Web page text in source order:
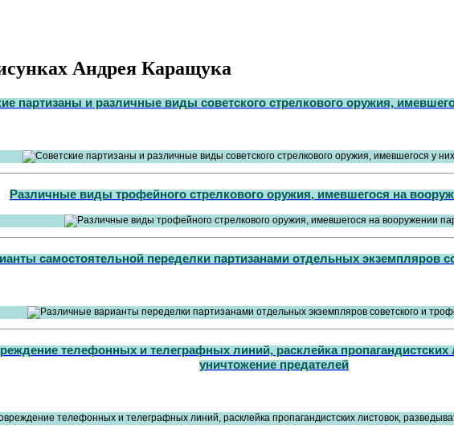
Андрея Каращука
партизаны и различные виды советского стрелкового оружия,
Различные виды трофейного стрелкового оружия, имевшегося на
самостоятельной переделки партизанами отдельных экземпляров
телефонных и телеграфных линий, расклейка
уничтожение предателей